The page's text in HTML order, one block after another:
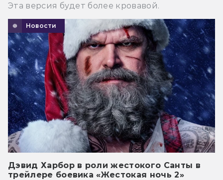
Эта версия будет более кровавой.
Новости
Дэвид Харбор в роли жестокого Санты в
трейлере боевика «Жестокая ночь 2»